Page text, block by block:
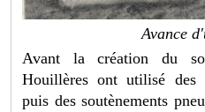
Avance
Avant la création du
Houillères ont utilisé des
puis des soutènements